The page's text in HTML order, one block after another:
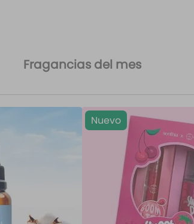
Fragancias del mes
Nuevo